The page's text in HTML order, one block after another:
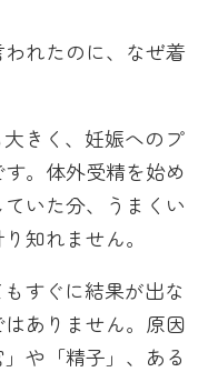
われたのに、なぜ着
きく、妊娠へのプ
。体外受精を始め
いた分、うまくい
知れません。
すぐに結果が出な
ありません。原因
や「精子」、ある